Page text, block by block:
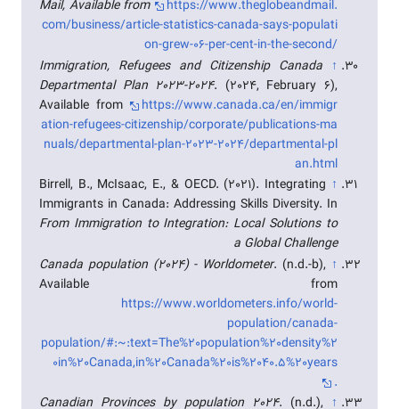
Mail, Available from
https://www.theglobeandmail.
com/business/article-statistics-canada-says-populati
on-grew-06-per-cent-in-the-second/
↑
Immigration, Refugees and Citizenship Canada
Departmental Plan 2023-2024. (2024, February 6),
Available from
https://www.canada.ca/en/immigr
ation-refugees-citizenship/corporate/publications-ma
nuals/departmental-plan-2023-2024/departmental-pl
an.html
↑
Birrell, B., McIsaac, E., & OECD. (2021). Integrating
Immigrants in Canada: Addressing Skills Diversity. In
From Immigration to Integration: Local Solutions to
a Global Challenge
↑
Canada population (2024) - Worldometer. (n.d.-b),
Available from
https://www.worldometers.info/world-
population/canada-
population/#:~:text=The%20population%20density%2
0in%20Canada,in%20Canada%20is%2040.5%20years
.
↑
Canadian Provinces by population 2024. (n.d.),